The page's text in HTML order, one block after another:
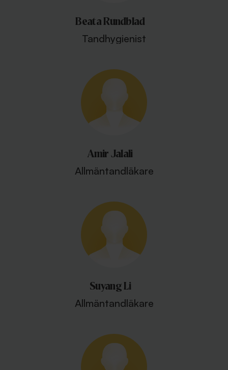
Beata Rundblad
Tandhygienist
Amir Jalali
Allmäntandläkare
Suyang Li
Allmäntandläkare